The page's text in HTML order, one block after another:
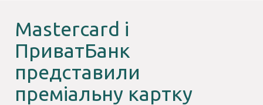
Mastercard і
ПриватБанк
представили
преміальну картку